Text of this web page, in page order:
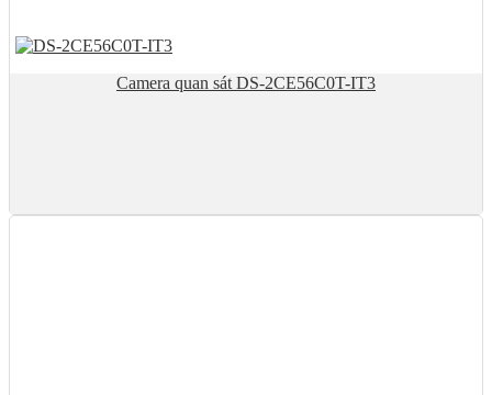
Camera quan sát DS-2CE56C0T-IT3